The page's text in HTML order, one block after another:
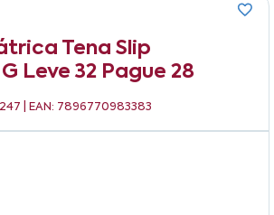
Tena Slip
Leve 32 Pague 28
| EAN: 7896770983383